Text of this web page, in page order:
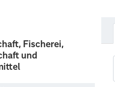
Fischerei,
und